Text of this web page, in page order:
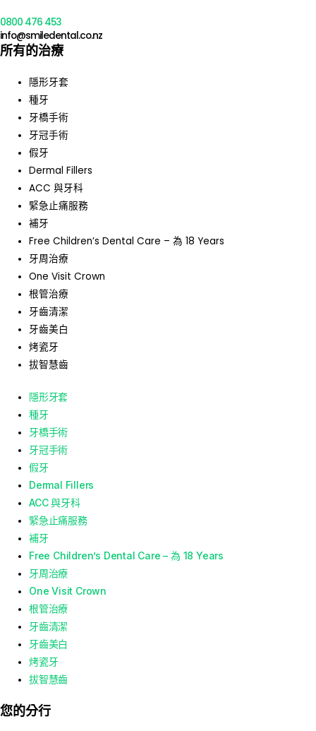
0800 476 453
info@smiledental.co.nz
所有的治療
隱形牙套
種牙
牙橋手術
牙冠手術
假牙
Dermal Fillers
ACC 與牙科
緊急止痛服務
補牙
Free Children’s Dental Care – 為 18 Years
牙周治療
One Visit Crown
根管治療
牙齒清潔
牙齒美白
烤瓷牙
拔智慧齒
隱形牙套
種牙
牙橋手術
牙冠手術
假牙
Dermal Fillers
ACC 與牙科
緊急止痛服務
補牙
Free Children’s Dental Care – 為 18 Years
牙周治療
One Visit Crown
根管治療
牙齒清潔
牙齒美白
烤瓷牙
拔智慧齒
您的分行